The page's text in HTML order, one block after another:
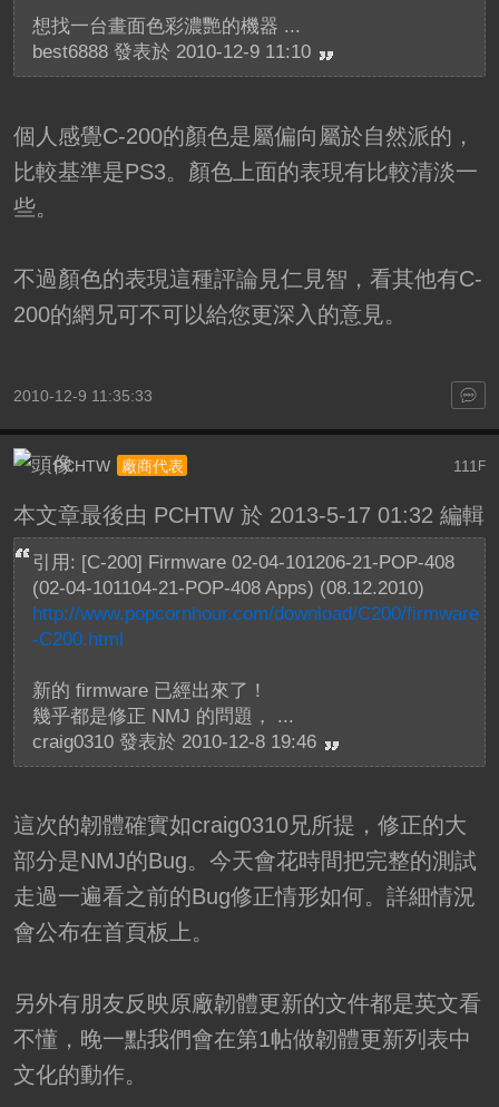
想找一台畫面色彩濃艷的機器 ...
best6888 發表於 2010-12-9 11:10
個人感覺C-200的顏色是屬偏向屬於自然派的，
比較基準是PS3。顏色上面的表現有比較清淡一
些。
不過顏色的表現這種評論見仁見智，看其他有C-
200的網兄可不可以給您更深入的意見。
2010-12-9 11:35:33
111 F
PCHTW 廠商代表
本文章最後由 PCHTW 於 2013-5-17 01:32 編輯
引用: [C-200] Firmware 02-04-101206-21-POP-408
(02-04-101104-21-POP-408 Apps) (08.12.2010)
http://www.popcornhour.com/download/C200/firmware
-C200.html
新的 firmware 已經出來了！
幾乎都是修正 NMJ 的問題， ...
craig0310 發表於 2010-12-8 19:46
這次的韌體確實如craig0310兄所提，修正的大
部分是NMJ的Bug。今天會花時間把完整的測試
走過一遍看之前的Bug修正情形如何。詳細情況
會公布在首頁板上。
另外有朋友反映原廠韌體更新的文件都是英文看
不懂，晚一點我們會在第1帖做韌體更新列表中
文化的動作。